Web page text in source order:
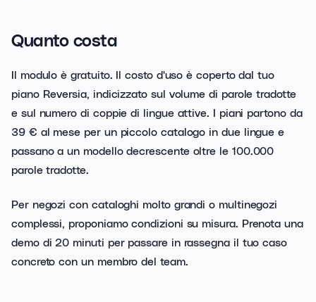
Quanto costa
Il modulo è gratuito. Il costo d'uso è coperto dal tuo
piano Reversia, indicizzato sul volume di parole tradotte
e sul numero di coppie di lingue attive. I piani partono da
39 € al mese per un piccolo catalogo in due lingue e
passano a un modello decrescente oltre le 100.000
parole tradotte.
Per negozi con cataloghi molto grandi o multinegozi
complessi, proponiamo condizioni su misura. Prenota una
demo di 20 minuti per passare in rassegna il tuo caso
concreto con un membro del team.